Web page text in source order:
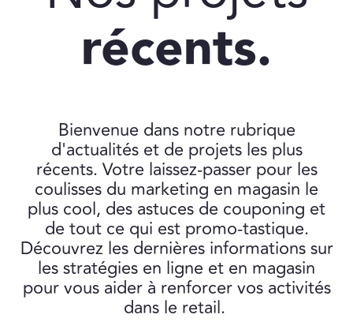
récents.
Bienvenue dans notre rubrique
d'actualités et de projets les plus
récents. Votre laissez-passer pour les
coulisses du marketing en magasin le
plus cool, des astuces de couponing et
de tout ce qui est promo-tastique.
Découvrez les dernières informations sur
les stratégies en ligne et en magasin
pour vous aider à renforcer vos activités
dans le retail.